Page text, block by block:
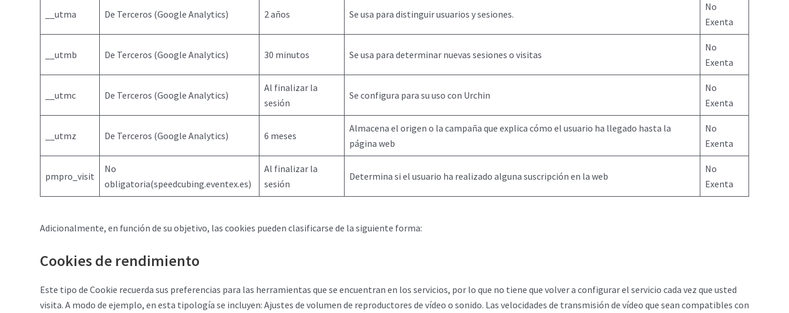
__utma De Terceros (Google Analytics) 2 años Se usa para distinguir usuarios y sesiones.
No
Exenta
__utmb De Terceros (Google Analytics) 30 minutos Se usa para determinar nuevas sesiones o visitas
No
Exenta
__utmc De Terceros (Google Analytics)
Al finalizar la
sesión
Se configura para su uso con Urchin
No
Exenta
__utmz De Terceros (Google Analytics) 6 meses
Almacena el origen o la campaña que explica cómo el usuario ha llegado hasta la
página web
No
Exenta
pmpro_visit
No
obligatoria(speedcubing.eventex.es)
Al finalizar la
sesión
Determina si el usuario ha realizado alguna suscripción en la web
No
Exenta
Adicionalmente, en función de su objetivo, las cookies pueden clasificarse de la siguiente forma:
Cookies de rendimiento
Este tipo de Cookie recuerda sus preferencias para las herramientas que se encuentran en los servicios, por lo que no tiene que volver a configurar el servicio cada vez que usted
visita. A modo de ejemplo, en esta tipología se incluyen: Ajustes de volumen de reproductores de vídeo o sonido. Las velocidades de transmisión de vídeo que sean compatibles con